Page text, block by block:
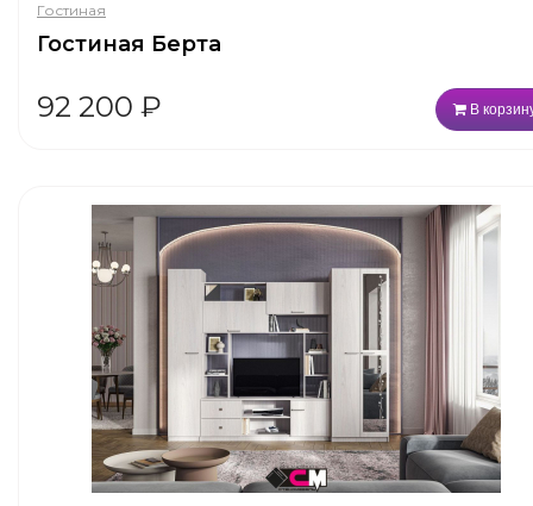
Гостиная
Гостиная Берта
92 200 ₽ В